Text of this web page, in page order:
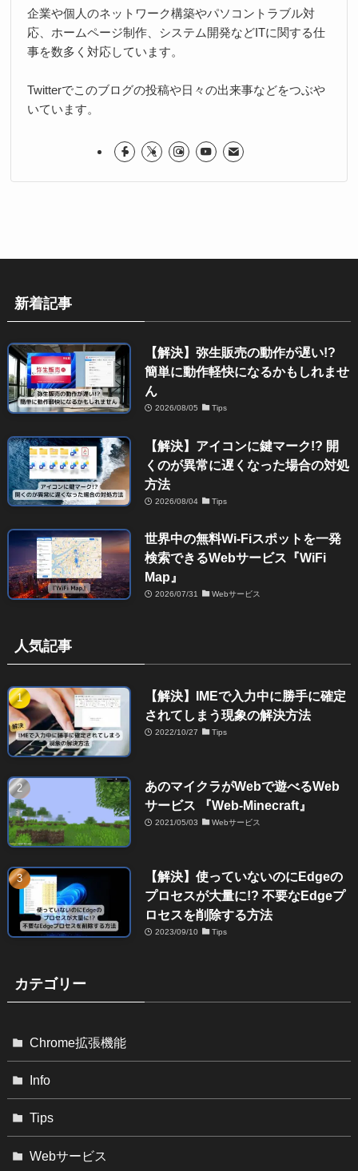
企業や個人のネットワーク構築やパソコントラブル対
応、ホームページ制作、システム開発などITに関する仕
事を数多く対応しています。
Twitterでこのブログの投稿や日々の出来事などをつぶや
いています。
新着記事
【解決】弥生販売の動作が遅い!?
簡単に動作軽快になるかもしれませ
ん
2026/08/05 Tips
【解決】アイコンに鍵マーク!? 開
くのが異常に遅くなった場合の対処
方法
2026/08/04 Tips
世界中の無料Wi-Fiスポットを一発
検索できるWebサービス『WiFi
Map』
2026/07/31 Webサービス
人気記事
【解決】IMEで入力中に勝手に確定
されてしまう現象の解決方法
2022/10/27 Tips
あのマイクラがWebで遊べるWeb
サービス 『Web-Minecraft』
2021/05/03 Webサービス
【解決】使っていないのにEdgeの
プロセスが大量に!? 不要なEdgeプ
ロセスを削除する方法
2023/09/10 Tips
カテゴリー
Chrome拡張機能
Info
Tips
Webサービス